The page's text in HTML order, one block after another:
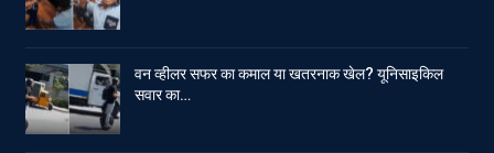
वन व्हीलर सफर का कमाल या खतरनाक खेल? यूनिसाइकिल
सवार का…